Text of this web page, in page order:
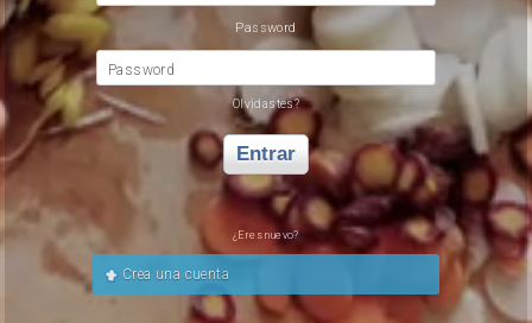
Password
Password
Olvidastes?
Entrar
¿Eres nuevo?
Crea una cuenta